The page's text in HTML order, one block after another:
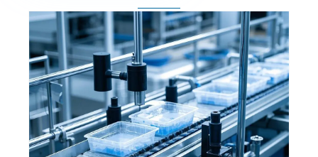
Hygienic Steel Tubing For Pharmaceutical
Processing System
View More >>